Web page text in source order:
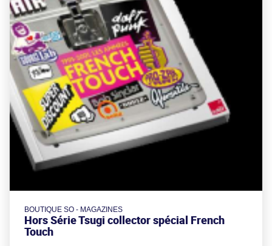
BOUTIQUE SO - MAGAZINES
Hors Série Tsugi collector spécial French
Touch